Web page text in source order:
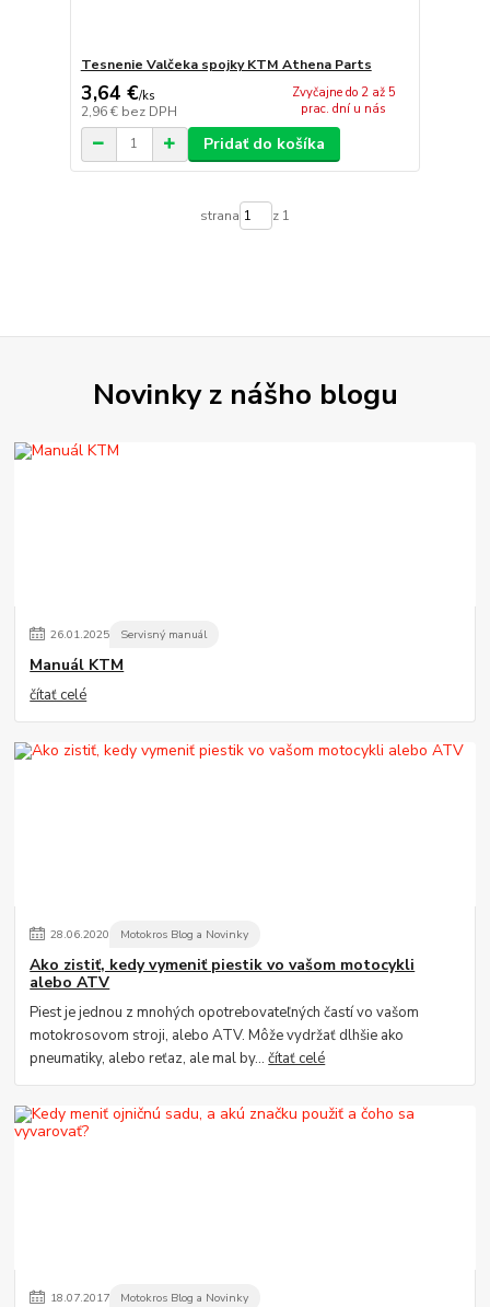
Tesnenie Valčeka spojky KTM Athena Parts
3,64 €/ks
2,96 € bez DPH
Zvyčajne do 2 až 5
prac. dní u nás
Pridať do košíka
strana z 1
Novinky z nášho blogu
26.01.2025 Servisný manuál
Manuál KTM
čítať celé
28.06.2020 Motokros Blog a Novinky
Ako zistiť, kedy vymeniť piestik vo vašom motocykli
alebo ATV
Piest je jednou z mnohých opotrebovateľných častí vo vašom
motokrosovom stroji, alebo ATV. Môže vydržať dlhšie ako
pneumatiky, alebo reťaz, ale mal by...čítať celé
18.07.2017 Motokros Blog a Novinky